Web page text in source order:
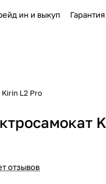
ин и выкуп Гарантия
L2 Pro
отзывов